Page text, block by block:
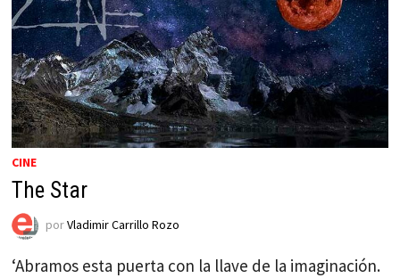
CINE
The Star
porVladimir Carrillo Rozo
‘Abramos esta puerta con la llave de la imaginación.